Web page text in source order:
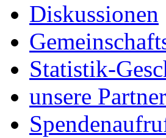
Diskussionen
Statistik-
unsere Partner